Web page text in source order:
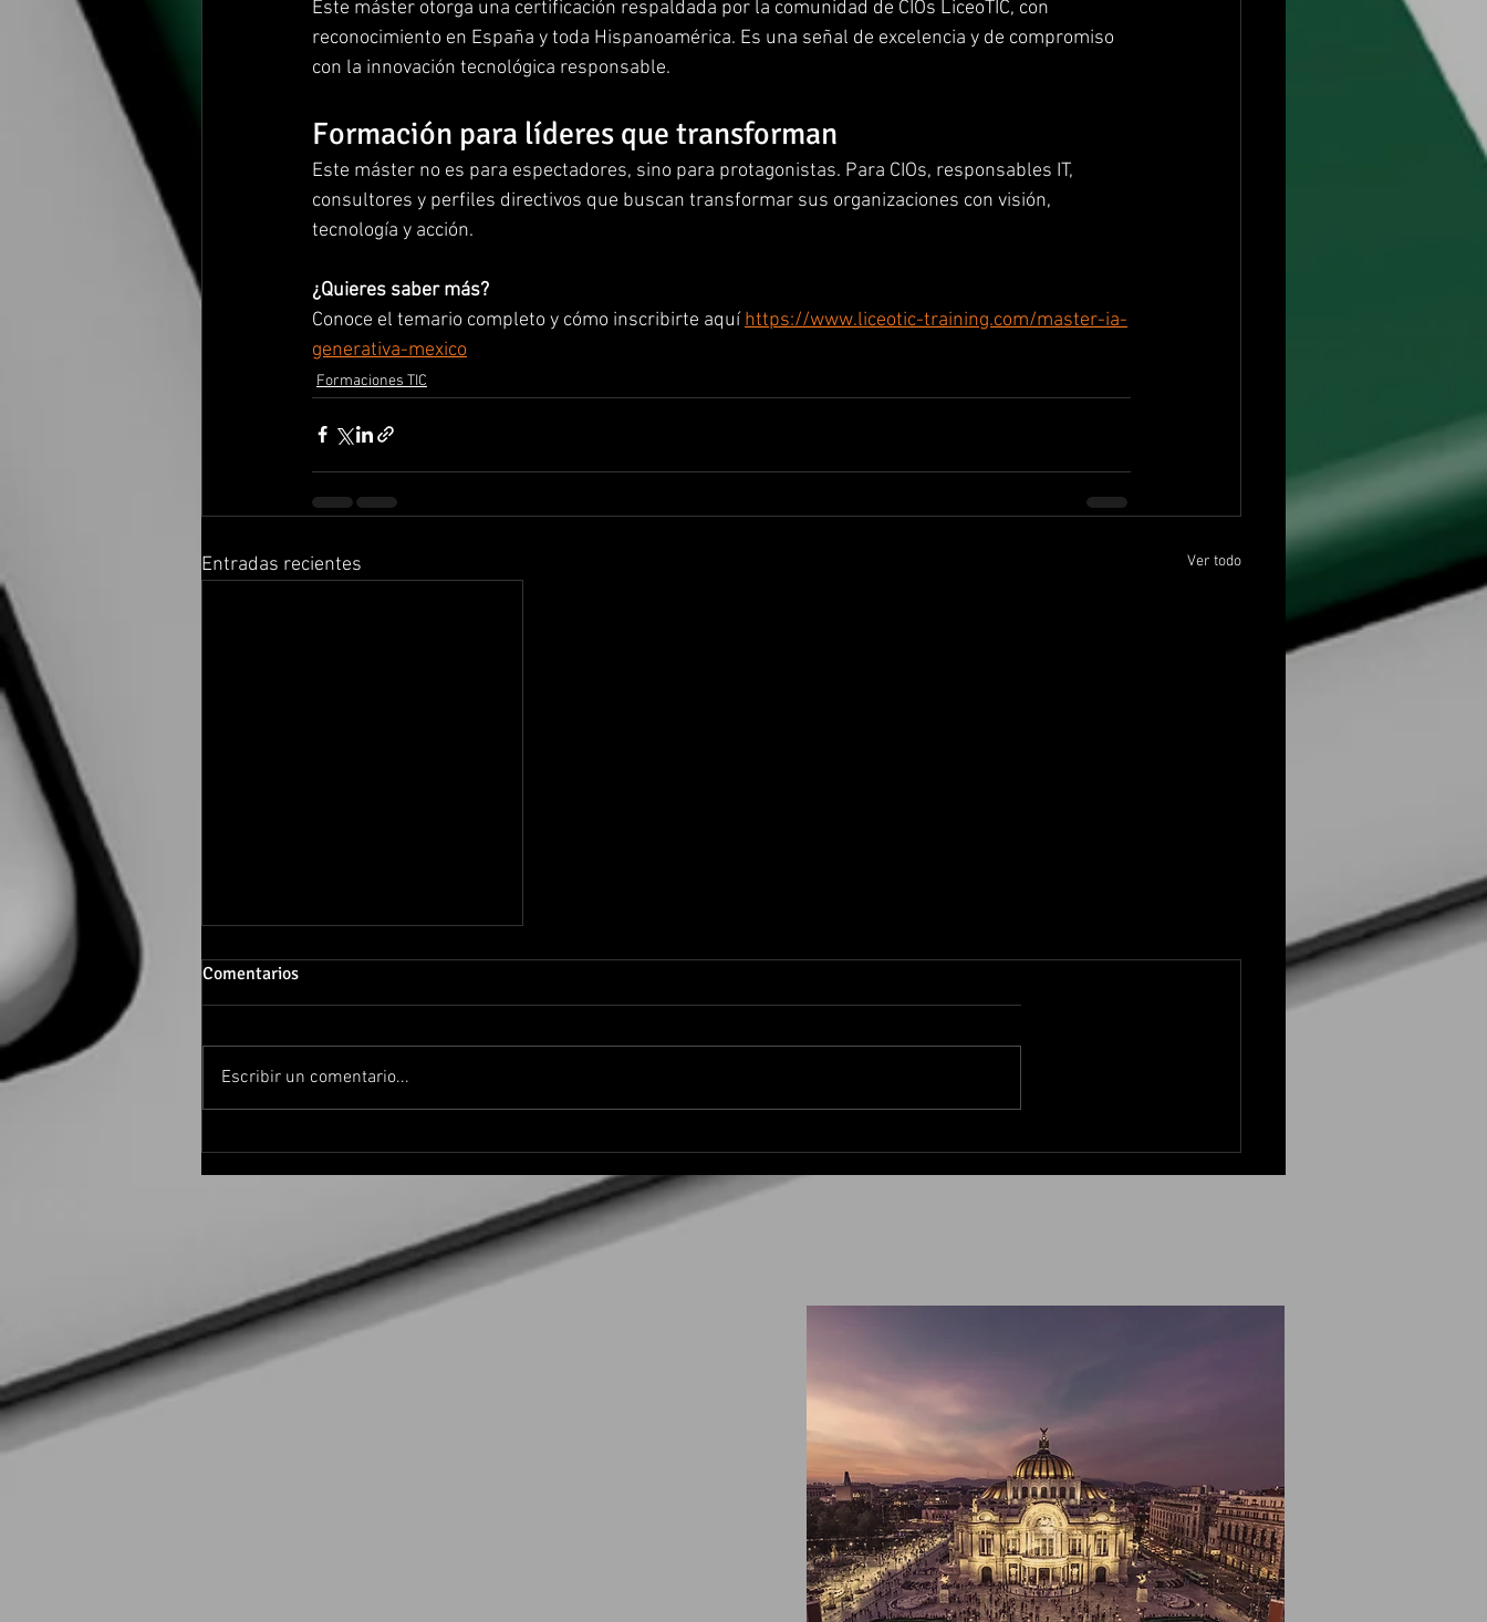
Este máster otorga una certificación respaldada por la comunidad de CIOs LiceoTIC, con
reconocimiento en España y toda Hispanoamérica. Es una señal de excelencia y de compromiso
con la innovación tecnológica responsable.
Formación para líderes que transforman
Este máster no es para espectadores, sino para protagonistas. Para CIOs, responsables IT,
consultores y perfiles directivos que buscan transformar sus organizaciones con visión,
tecnología y acción.
¿Quieres saber más?
Conoce el temario completo y cómo inscribirte aquí https://www.liceotic-training.com/master-ia-
generativa-mexico
Formaciones TIC
Entradas recientes Ver todo
Comentarios
Escribir un comentario...